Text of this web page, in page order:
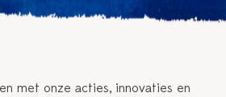
met onze acties, innovaties en